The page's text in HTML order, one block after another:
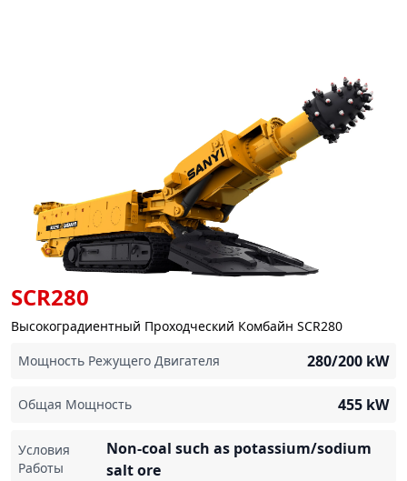
SCR280
Высокоградиентный Проходческий Комбайн SCR280
Мощность Режущего Двигателя
280/200 kW
Общая Мощность 455 kW
Условия
Работы
Non-coal such as potassium/sodium
salt ore